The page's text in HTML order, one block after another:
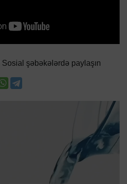
Sosial şəbəkələrdə paylaşın